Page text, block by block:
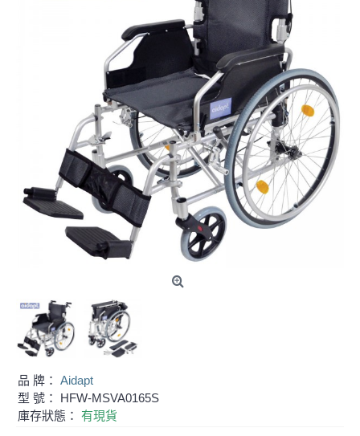
品 牌： Aidapt
型 號： HFW-MSVA0165S
庫存狀態： 有現貨